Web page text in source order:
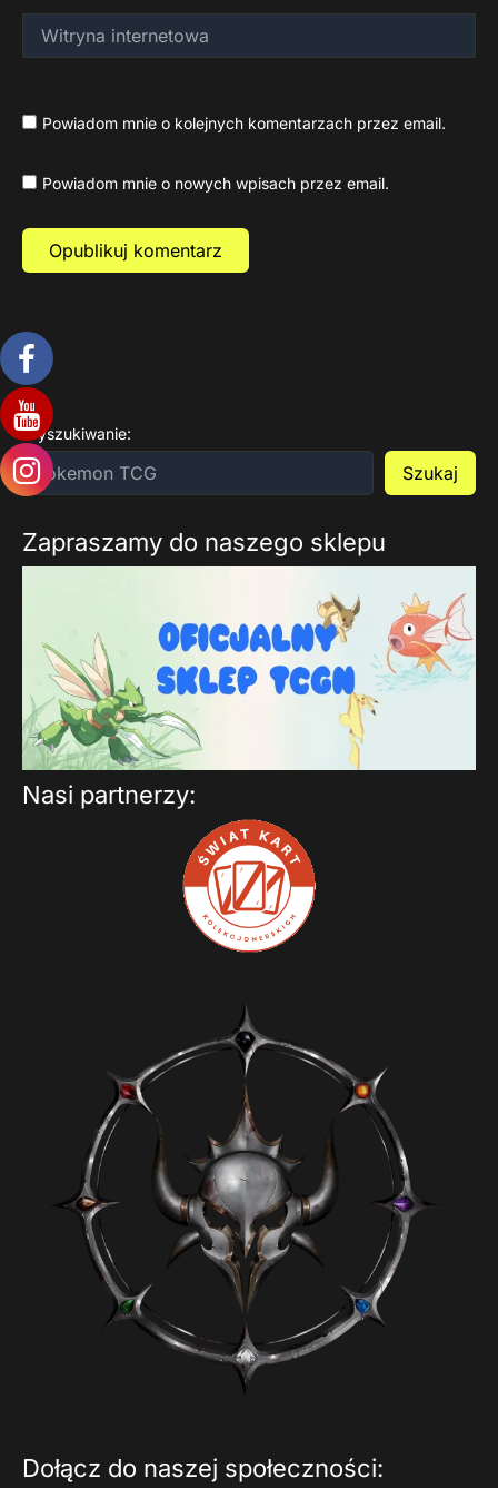
internetowa
Powiadom mnie o kolejnych komentarzach przez email.
Powiadom mnie o nowych wpisach przez email.
Wyszukiwanie:
Szukaj
Zapraszamy do naszego sklepu
Nasi partnerzy:
Dołącz do naszej społeczności: